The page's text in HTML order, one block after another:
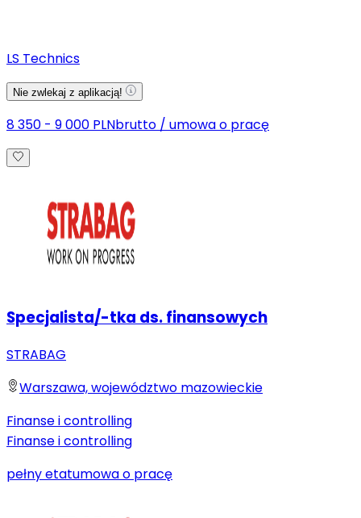
LS Technics
Nie zwlekaj z aplikacją!
8 350 - 9 000 PLNbrutto / umowa o pracę
Specjalista/-tka ds. finansowych
STRABAG
Warszawa, województwo mazowieckie
Finanse i controlling
Finanse i controlling
pełny etatumowa o pracę